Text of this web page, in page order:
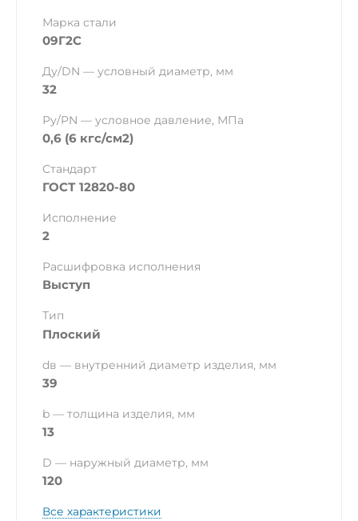
Марка стали
09Г2С
Ду/DN — условный диаметр, мм
32
Ру/PN — условное давление, МПа
0,6 (6 кгс/см2)
Стандарт
ГОСТ 12820-80
Исполнение
2
Расшифровка исполнения
Выступ
Тип
Плоский
dв — внутренний диаметр изделия, мм
39
b — толщина изделия, мм
13
D — наружный диаметр, мм
120
Все характеристики